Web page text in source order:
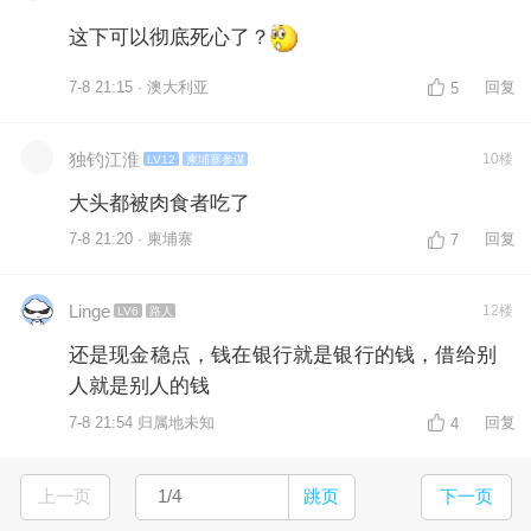
这下可以彻底死心了？
7-8 21:15 · 澳大利亚 5 回复
独钓江淮 LV12 柬埔寨参谋 10楼
大头都被肉食者吃了
7-8 21:20 · 柬埔寨 7 回复
Linge LV6 路人 12楼
还是现金稳点，钱在银行就是银行的钱，借给别
人就是别人的钱
7-8 21:54 归属地未知 4 回复
上一页 跳页 下一页